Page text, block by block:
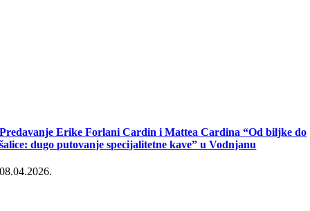
Predavanje Erike Forlani Cardin i Mattea Cardina “Od biljke do
šalice: dugo putovanje specijalitetne kave” u Vodnjanu
08.04.2026.